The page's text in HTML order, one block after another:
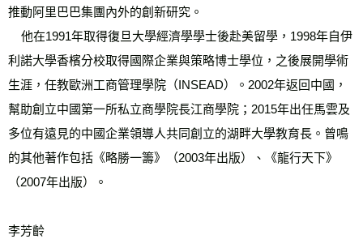
推動阿里巴巴集團內外的創新研究。
利諾大學香檳分校取得國際企業與策略博士學位，之後展開學術
生涯，任教歐洲工商管理學院（INSEAD）。2002年返回中國，
幫助創立中國第一所私立商學院長江商學院；2015年出任馬雲及
多位有遠見的中國企業領導人共同創立的湖畔大學教育長。曾鳴
的其他著作包括《略勝一籌》（2003年出版）、《龍行天下》
（2007年出版）。
李芳齡